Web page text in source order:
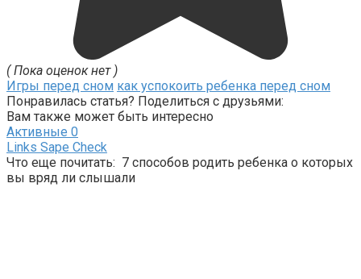
( Пока оценок нет )
Игры перед сном как успокоить ребенка перед сном
Понравилась статья? Поделиться с друзьями:
Вам также может быть интересно
Активные 0
Links Sape Check
Что еще почитать: 7 способов родить ребенка о которых
вы вряд ли слышали